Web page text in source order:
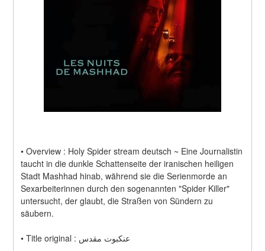
• Overview : Holy Spider stream deutsch ~ Eine Journalistin
taucht in die dunkle Schattenseite der iranischen heiligen
Stadt Mashhad hinab, während sie die Serienmorde an
Sexarbeiterinnen durch den sogenannten "Spider Killer"
untersucht, der glaubt, die Straßen von Sündern zu
säubern.
• Title original : عنکبوت مقدس